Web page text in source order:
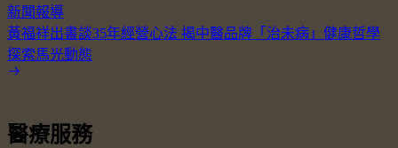
新聞報導
黃福祥出書談35年經營心法 揭中醫品牌「治未病」健康哲學
探索馬光動態
醫療服務